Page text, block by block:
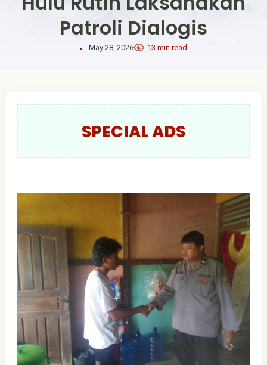
Patroli Dialogis
May 28, 2026 13 min read
SPECIAL ADS